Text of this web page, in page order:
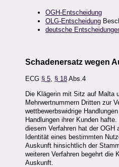
OGH-Entscheidung
OLG-Entscheidung
deutsche
Schadenersatz wegen
ECG § 5 § 18 Abs.4
Die Klägerin mit Sitz auf Malta
Mehrwertnummern Dritten zur
wettbewerbswidrige
Handlungen ihrer Kunden
diesem Verfahren hat der OGH
Identität eines bestimmten
Auskunft hinsichtlich der
weiteren Verfahren begehrt die
Auskunft.